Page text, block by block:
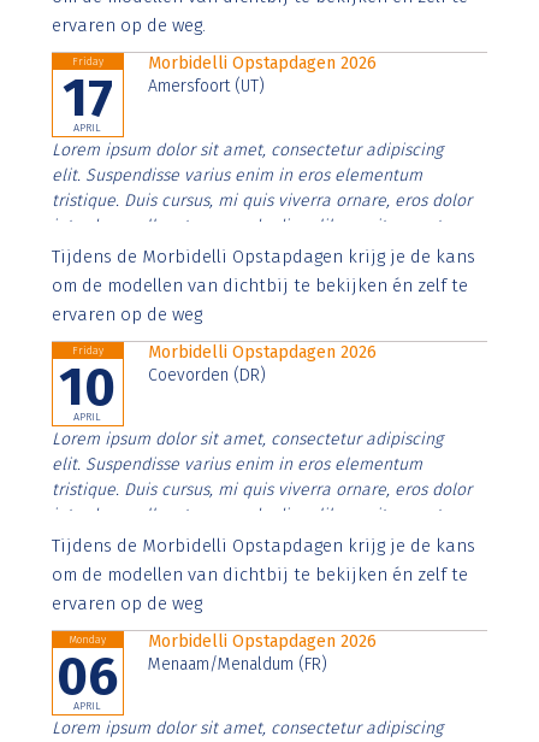
ervaren op de weg.
Friday
17
APRIL
Morbidelli Opstapdagen 2026
Amersfoort (UT)
Lorem ipsum dolor sit amet, consectetur adipiscing
elit. Suspendisse varius enim in eros elementum
tristique. Duis cursus, mi quis viverra ornare, eros dolor
interdum nulla, ut commodo diam libero vitae erat.
Aenean faucibus nibh et justo cursus id rutrum lorem
imperdiet. Nunc ut sem vitae risus tristique posuere.
Tijdens de Morbidelli Opstapdagen krijg je de kans
om de modellen van dichtbij te bekijken én zelf te
ervaren op de weg
Friday
10
APRIL
Morbidelli Opstapdagen 2026
Coevorden (DR)
Lorem ipsum dolor sit amet, consectetur adipiscing
elit. Suspendisse varius enim in eros elementum
tristique. Duis cursus, mi quis viverra ornare, eros dolor
interdum nulla, ut commodo diam libero vitae erat.
Aenean faucibus nibh et justo cursus id rutrum lorem
imperdiet. Nunc ut sem vitae risus tristique posuere.
Tijdens de Morbidelli Opstapdagen krijg je de kans
om de modellen van dichtbij te bekijken én zelf te
ervaren op de weg
Monday
06
APRIL
Morbidelli Opstapdagen 2026
Menaam/Menaldum (FR)
Lorem ipsum dolor sit amet, consectetur adipiscing